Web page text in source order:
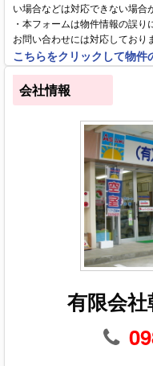
い場合などは対応できない場合
・本フォームは物件情報の誤
お問い合わせには対応しており
こちらをクリックして物件
会社情報
有限会